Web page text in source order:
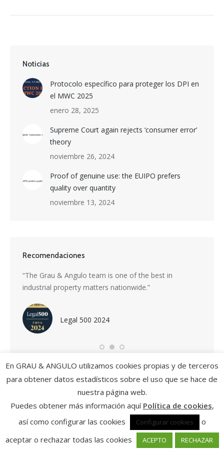
Noticias
Protocolo específico para proteger los DPI en
el MWC 2025
enero 28, 2025
Supreme Court again rejects ‘consumer error’
theory
noviembre 26, 2024
Proof of genuine use: the EUIPO prefers
quality over quantity
noviembre 13, 2024
Recomendaciones
“The Grau & Angulo team is one of the best in
industrial property matters nationwide.”
Legal 500 2024
Política de privacidad y condiciones de uso| Política de cookies
© Grau & Angulo Abogados
En GRAU & ANGULO utilizamos cookies propias y de terceros
para obtener datos estadísticos sobre el uso que se hace de
nuestra página web.
Puedes obtener más información aquí Política de cookies,
así como configurar las cookies
Configurar cookies
o
aceptar o rechazar todas las cookies
ACEPTO RECHAZAR